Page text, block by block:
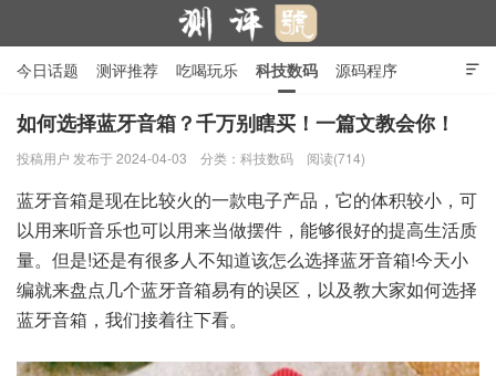

今日话题 测评推荐 吃喝玩乐 科技数码 源码程序
行业产品 在线投稿 隐私政策
如何选择蓝牙音箱？千万别瞎买！一篇文教会你！
投稿用户 发布于 2024-04-03 分类： 科技数码 阅读(714)
蓝牙音箱是现在比较火的一款电子产品，它的体积较小，可
以用来听音乐也可以用来当做摆件，能够很好的提高生活质
量。但是!还是有很多人不知道该怎么选择蓝牙音箱!今天小
编就来盘点几个蓝牙音箱易有的误区，以及教大家如何选择
蓝牙音箱，我们接着往下看。